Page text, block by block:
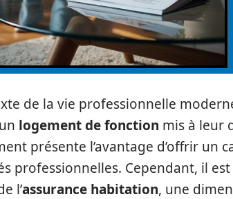
de la vie professionnelle
logement de fonction mis à leur
présente l’avantage d’offrir un
professionnelles. Cependant, il
l’assurance habitation, une